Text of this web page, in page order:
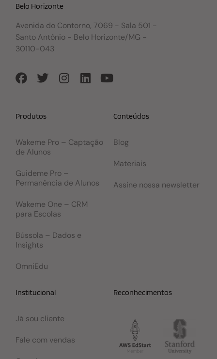
Belo Horizonte
Avenida do Contorno, 7069 - Sala 501 -
Santo Antônio - Belo Horizonte/MG -
30110-043
Produtos
Wakeme Pro – Captação
de Alunos
Guideme Pro –
Permanência de Alunos
Wakeme One – CRM
para Escolas
Bússola – Dados e
Insights
OmniEdu
Conteúdos
Blog
Materiais
Assine nossa newsletter
Institucional
Já sou cliente
Fale com vendas
Reconhecimentos